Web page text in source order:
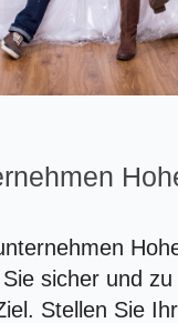
sicher und zu
Stellen Sie